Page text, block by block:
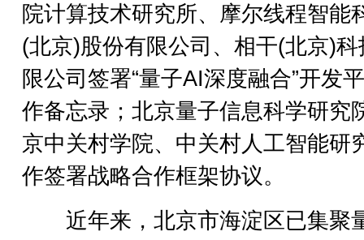
院计算技术研究所、摩尔线程智能
(北京)股份有限公司、相干(北京)科
限公司签署“量子AI深度融合”开发
作备忘录；北京量子信息科学研究
京中关村学院、中关村人工智能研
作签署战略合作框架协议。
近年来，北京市海淀区已集聚